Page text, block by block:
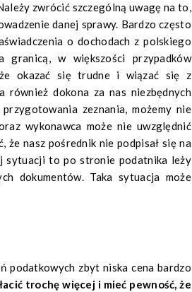
zwrócić szczególną uwagę na to,
danej sprawy. Bardzo często
o dochodach z polskiego
w większości przypadków
okazać się trudne i wiązać się z
dokona za nas niezbędnych
zeznania, możemy nie
wykonawca może nie uwzględnić
że nasz pośrednik nie podpisał się na
sytuacji to po stronie podatnika leży
dokumentów. Taka sytuacja może
podatkowych zbyt niska cena bardzo
trochę więcej i mieć pewność, że